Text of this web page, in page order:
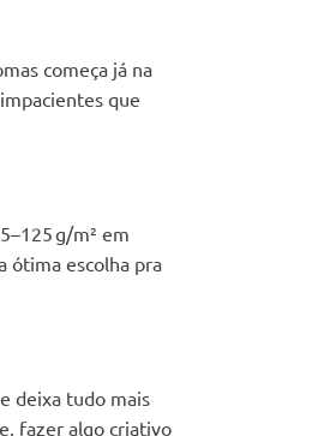
começa já na
que
g/m² em
ótima escolha pra
deixa tudo mais
fazer algo criativo